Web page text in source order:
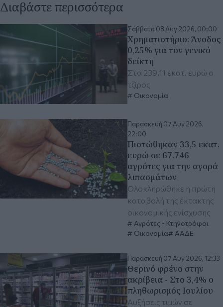
Διαβάστε περισσότερα
Σάββατο 08 Αυγ 2026, 00:00
Χρηματιστήριο: Άνοδος
0,25% για τον γενικό
δείκτη
Στα 239,11 εκατ. ευρώ ο
τζίρος
Οικονομία
Παρασκευή 07 Αυγ 2026,
22:00
Πιστώθηκαν 33,5 εκατ.
ευρώ σε 67.746
αγρότες για την αγορά
λιπασμάτων
Ολοκληρώθηκε η πρώτη
καταβολή της έκτακτης
οικονομικής ενίσχυσης
Αγρότες - Κτηνοτρόφοι
Οικονομία
ΑΑΔΕ
Παρασκευή 07 Αυγ 2026, 12:33
Θερινό φρένο στην
ακρίβεια - Στο 3,4% ο
πληθωρισμός Ιουλίου
Αυξήσεις τιμών σε